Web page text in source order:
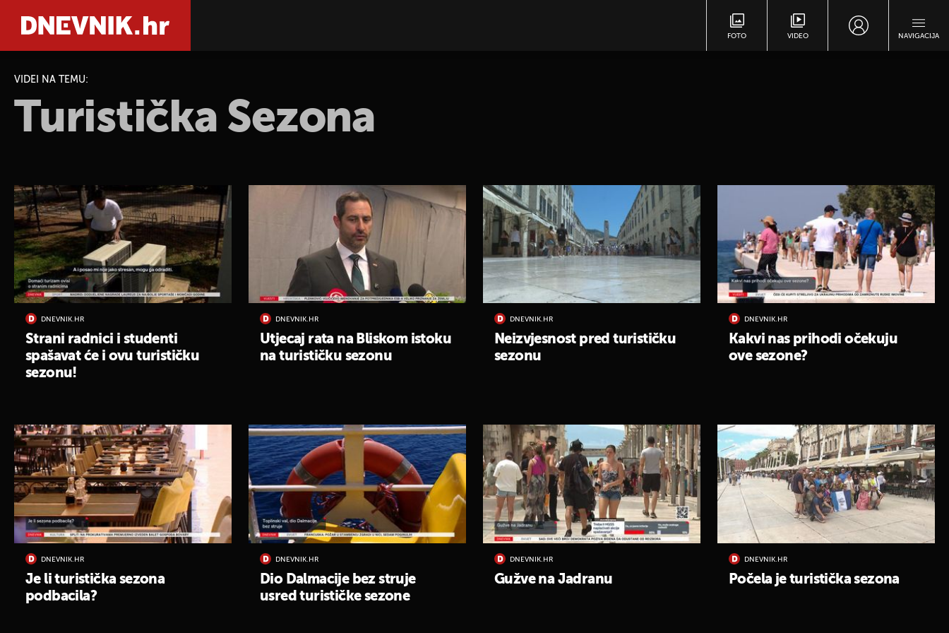
FOTO VIDEO NAVIGACIJA
VIDEI NA TEMU:
Turistička Sezona
DNEVNIK.HR
Strani radnici i studenti
spašavat će i ovu turističku
sezonu!
DNEVNIK.HR
Utjecaj rata na Bliskom istoku
na turističku sezonu
DNEVNIK.HR
Neizvjesnost pred turističku
sezonu
DNEVNIK.HR
Kakvi nas prihodi očekuju
ove sezone?
DNEVNIK.HR
Je li turistička sezona
podbacila?
DNEVNIK.HR
Dio Dalmacije bez struje
usred turističke sezone
DNEVNIK.HR
Gužve na Jadranu
DNEVNIK.HR
Počela je turistička sezona